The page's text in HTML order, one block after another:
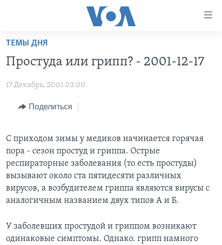
Перейти
основной
Перейти
Перейти
поиск
ПРОГРАММЫ
АМЕРИКА
НОВОСТИ ЗА МИНУТУ
ПОЧЕМУ ЭТО ВАЖНО?
ДИСКУССИЯ VOA
ДЕТАЛИ
НЬЮ-ЙОРК NEW YORK
ПРОЕКТЫ
УЧИМ АНГЛИЙСКИЙ
А КАК В АМЕРИКЕ?
АРТЕФАКТЫ
АМЕРИКАНСКИЕ ГОРОДКИ
ТЕСТЫ
ЭКСПЕРТИЗА
ФАКТЫ ПРОТИВ ФЕЙКОВ
ЗА СВОБОДУ ПРЕССЫ
УЧИМ АНГЛИЙСКИЙ
ВИДЕО
Learning English
ТЕМЫ ДНЯ
Простуда или грипп? - 2001-12-17
17 Декабрь, 2001 03:00
Поделиться
С приходом зимы у медиков начинается горячая
пора - сезон простуд и гриппа. Острые
респираторные заболевания (то есть простуды)
вызывают около ста пятидесяти различных
вирусов, а возбудителем гриппа являются вирусы с
аналогичным названием двух типов А и Б.
У заболевших простудой и гриппом возникают
одинаковые симптомы. Однако. грипп намного